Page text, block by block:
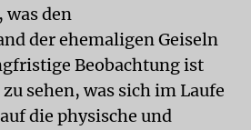
was den
der ehemaligen Geiseln
Beobachtung ist
sehen, was sich im Laufe
die physische und